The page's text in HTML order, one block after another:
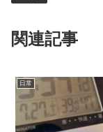
関連記事
日常